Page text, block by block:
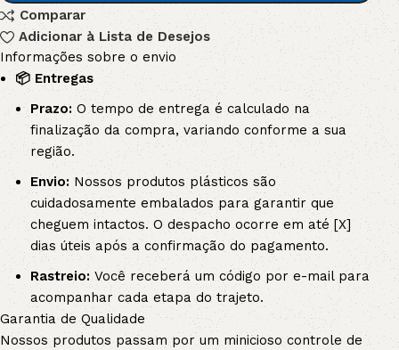
Comparar
Adicionar à Lista de Desejos
Informações sobre o envio
📦 Entregas
Prazo: O tempo de entrega é calculado na
finalização da compra, variando conforme a sua
região.
Envio: Nossos produtos plásticos são
cuidadosamente embalados para garantir que
cheguem intactos. O despacho ocorre em até [X]
dias úteis após a confirmação do pagamento.
Rastreio: Você receberá um código por e-mail para
acompanhar cada etapa do trajeto.
Garantia de Qualidade
Nossos produtos passam por um minicioso controle de